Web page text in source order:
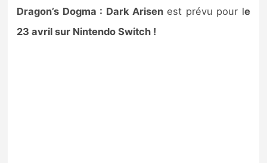
Dragon’s Dogma : Dark Arisenest prévu pour le
23 avril sur Nintendo Switch !